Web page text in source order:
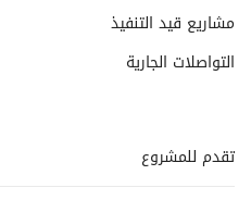
مشاريع قيد التنفيذ
التواصلات الجارية
تقدم للمشروع